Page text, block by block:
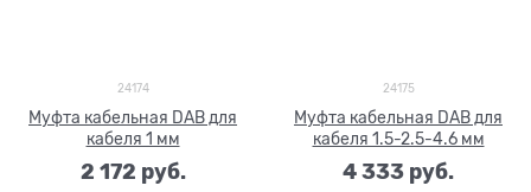
24174
Муфта кабельная DAB для
кабеля 1 мм
2 172 руб.
24175
Муфта кабельная DAB для
кабеля 1.5-2.5-4.6 мм
4 333 руб.